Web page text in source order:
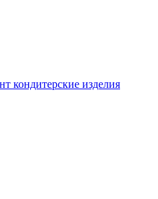
кондитерские изделия